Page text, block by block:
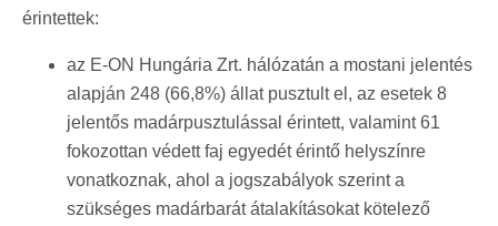
érintettek:
az E-ON Hungária Zrt. hálózatán a mostani jelentés
alapján 248 (66,8%) állat pusztult el, az esetek 8
jelentős madárpusztulással érintett, valamint 61
fokozottan védett faj egyedét érintő helyszínre
vonatkoznak, ahol a jogszabályok szerint a
szükséges madárbarát átalakításokat kötelező